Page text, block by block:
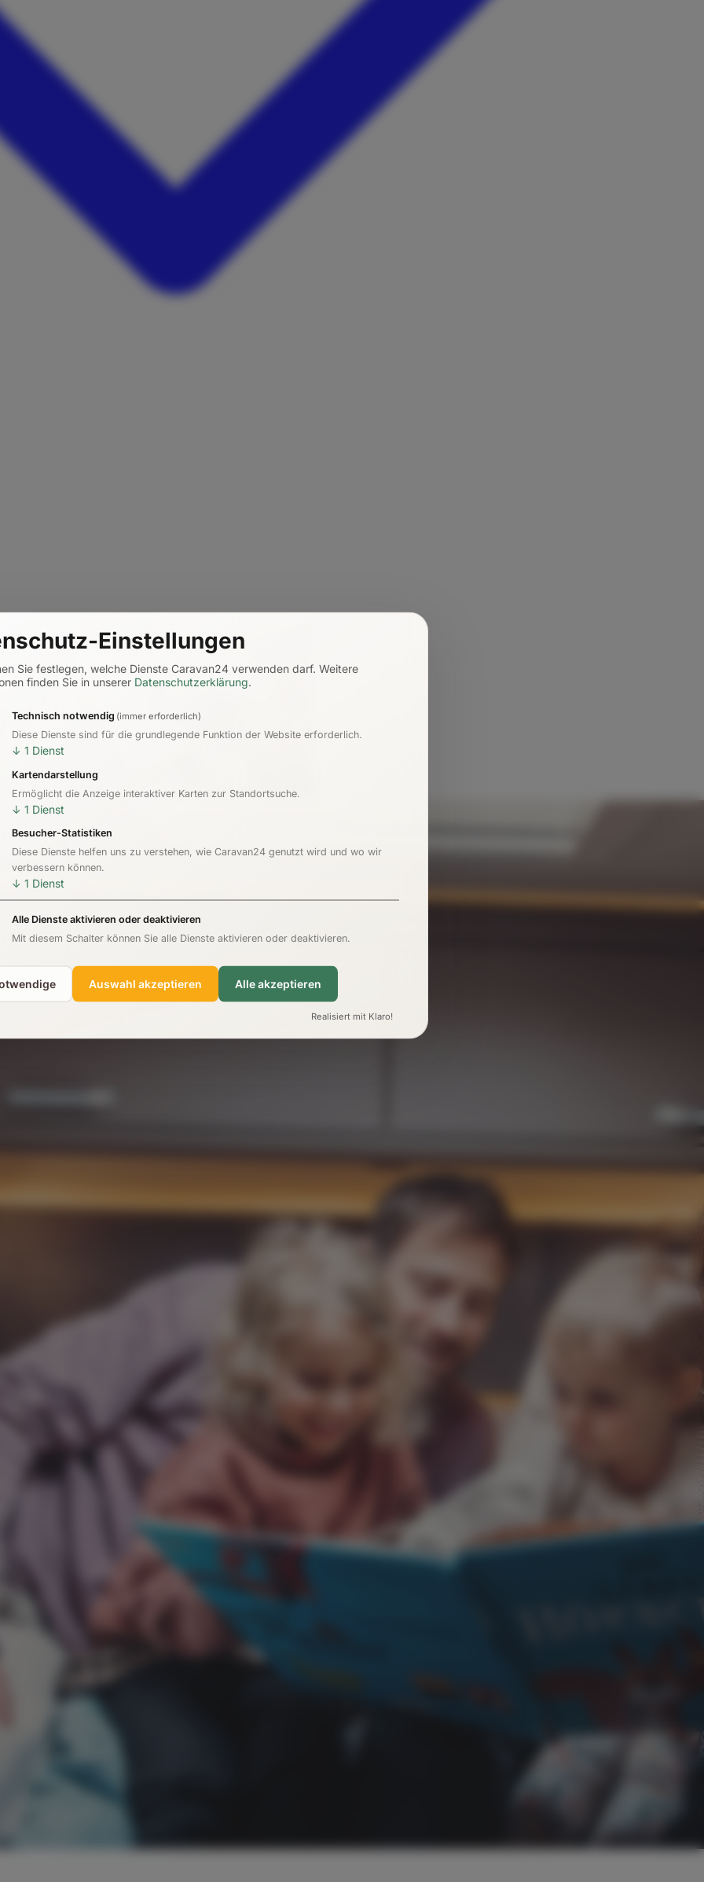
Einstellungen
Sie festlegen, welche Dienste Caravan24 verwenden darf. Weitere
finden Sie in unserer Datenschutzerklärung.
Technisch notwendig (immer erforderlich)
Diese Dienste sind für die grundlegende Funktion der Website erforderlich.
↓ 1 Dienst
Kartendarstellung
Ermöglicht die Anzeige interaktiver Karten zur Standortsuche.
↓ 1 Dienst
Besucher-Statistiken
Diese Dienste helfen uns zu verstehen, wie Caravan24 genutzt wird und wo wir
verbessern können.
↓ 1 Dienst
Alle Dienste aktivieren oder deaktivieren
Mit diesem Schalter können Sie alle Dienste aktivieren oder deaktivieren.
Auswahl akzeptieren Alle akzeptieren
Realisiert mit Klaro!